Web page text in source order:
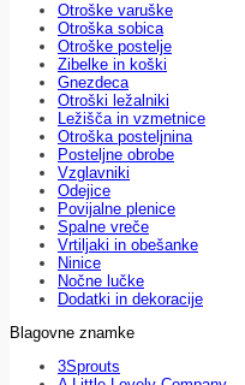
Otroške varuške
Otroška sobica
Otroške postelje
Zibelke in koški
Gnezdeca
Otroški ležalniki
Ležišča in vzmetnice
Otroška posteljnina
Posteljne obrobe
Vzglavniki
Odejice
Povijalne plenice
Spalne vreče
Vrtiljaki in obešanke
Ninice
Nočne lučke
Dodatki in dekoracije
Blagovne znamke
3Sprouts